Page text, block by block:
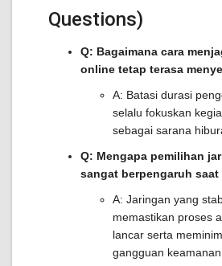
Questions)
Q: Bagaimana cara
online tetap terasa
A: Batasi durasi
selalu fokuskan
sebagai sarana
Q: Mengapa pemilihan
sangat berpengaruh saat
A: Jaringan yang
memastikan proses
lancar serta
gangguan keamanan.